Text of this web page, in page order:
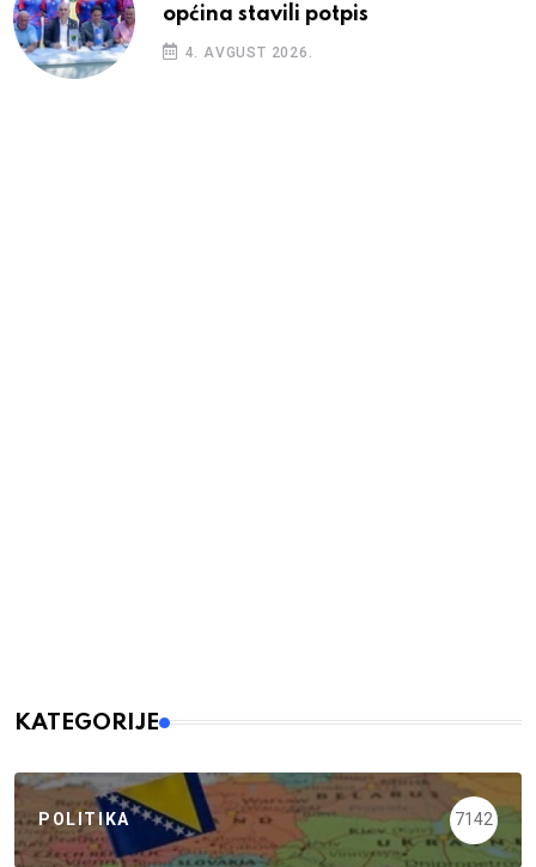
općina stavili potpis
4. AVGUST 2026.
KATEGORIJE
POLITIKA 7142